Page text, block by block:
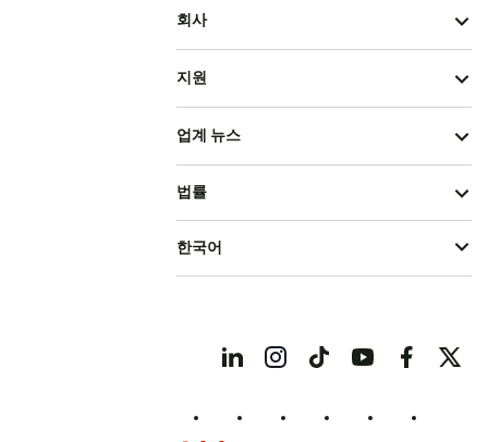
회사
지원
업계 뉴스
법률
한국어